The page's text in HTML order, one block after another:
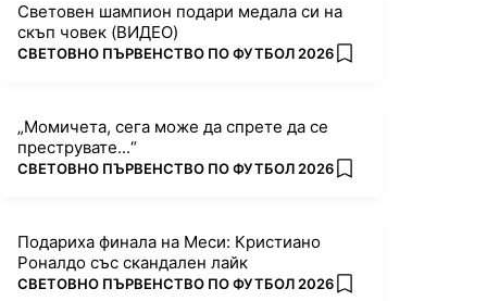
Световен шампион подари медала си на
скъп човек (ВИДЕО)
ПОВЕЧЕ ОТ
СВЕТОВНО ПЪРВЕНСТВО ПО ФУТБОЛ 2026 add favorites
„Момичета, сега може да спрете да се
преструвате...“
ПОВЕЧЕ ОТ
СВЕТОВНО ПЪРВЕНСТВО ПО ФУТБОЛ 2026 add favorites
Подариха финала на Меси: Кристиано
Роналдо със скандален лайк
ПОВЕЧЕ ОТ
СВЕТОВНО ПЪРВЕНСТВО ПО ФУТБОЛ 2026 add favorites